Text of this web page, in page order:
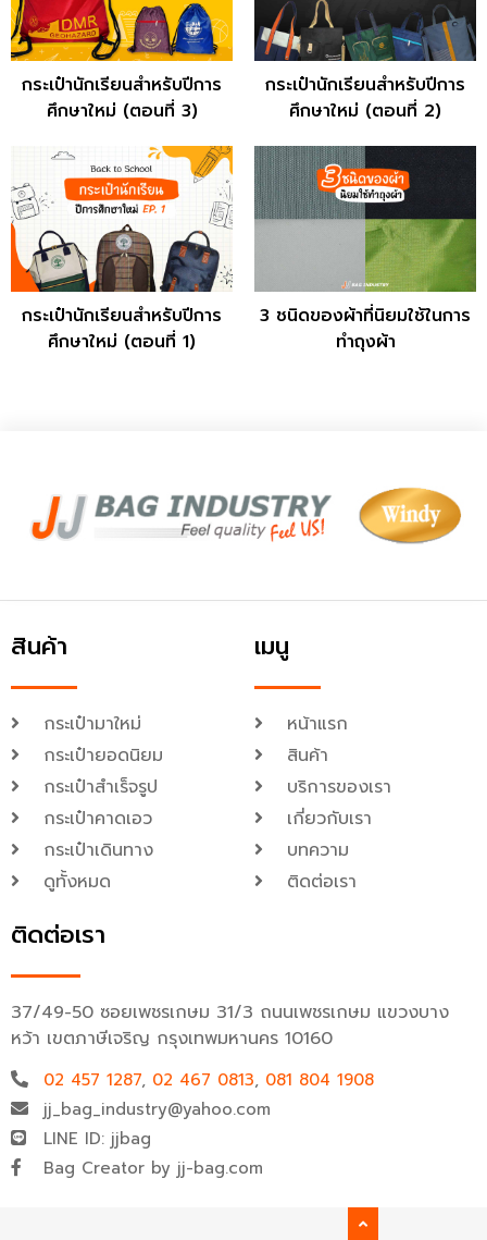
กระเป๋านักเรียนสำหรับปีการ
ศึกษาใหม่ (ตอนที่ 3)
กระเป๋านักเรียนสำหรับปีการ
ศึกษาใหม่ (ตอนที่ 2)
กระเป๋านักเรียนสำหรับปีการ
ศึกษาใหม่ (ตอนที่ 1)
3 ชนิดของผ้าที่นิยมใช้ในการ
ทำถุงผ้า
สินค้า
กระเป๋ามาใหม่
กระเป๋ายอดนิยม
กระเป๋าสำเร็จรูป
กระเป๋าคาดเอว
กระเป๋าเดินทาง
ดูทั้งหมด
เมนู
หน้าแรก
สินค้า
บริการของเรา
เกี่ยวกับเรา
บทความ
ติดต่อเรา
ติดต่อเรา
37/49-50 ซอยเพชรเกษม 31/3 ถนนเพชรเกษม แขวงบาง
หว้า เขตภาษีเจริญ กรุงเทพมหานคร 10160
02 457 1287, 02 467 0813, 081 804 1908
jj_bag_industry@yahoo.com
LINE ID: jjbag
Bag Creator by jj-bag.com